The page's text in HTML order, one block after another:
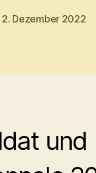
2. Dezember 2022